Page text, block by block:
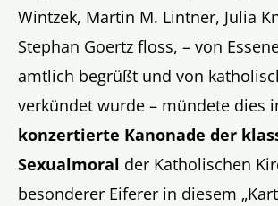
Wintzek, Martin M. Lintner, Julia
Stephan Goertz floss, – von
amtlich begrüßt und von
verkündet wurde – mündete dies
konzertierte Kanonade der
Sexualmoral der Katholischen
besonderer Eiferer in diesem